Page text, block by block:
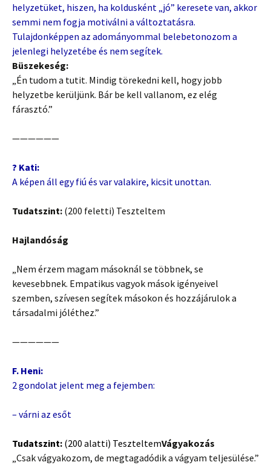
helyzetüket, hiszen, ha koldusként „jó” keresete van, akkor
semmi nem fogja motiválni a változtatásra.
Tulajdonképpen az adományommal belebetonozom a
jelenlegi helyzetébe és nem segítek.
Büszekeség:
„Én tudom a tutit. Mindig törekedni kell, hogy jobb
helyzetbe kerüljünk. Bár be kell vallanom, ez elég
fárasztó.”
——————
? Kati:
A képen áll egy fiú és var valakire, kicsit unottan.
Tudatszint: (200 feletti) Teszteltem
Hajlandóság
„Nem érzem magam másoknál se többnek, se
kevesebbnek. Empatikus vagyok mások igényeivel
szemben, szívesen segítek másokon és hozzájárulok a
társadalmi jóléthez.”
——————
F. Heni:
2 gondolat jelent meg a fejemben:
– várni az esőt
Tudatszint: (200 alatti) TeszteltemVágyakozás
„Csak vágyakozom, de megtagadódik a vágyam teljesülése.”